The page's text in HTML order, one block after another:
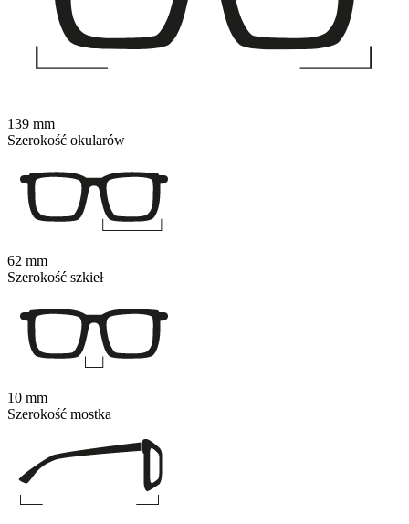
139 mm
Szerokość okularów
62 mm
Szerokość szkieł
10 mm
Szerokość mostka